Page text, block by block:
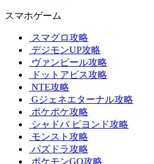
スマホゲーム
スマグロ攻略
デジモンUP攻略
ヴァンピール攻略
ドットアビス攻略
NTE攻略
Gジェネエターナル攻略
ポケポケ攻略
シャドバ ビヨンド攻略
モンスト攻略
パズドラ攻略
ポケモンGO攻略